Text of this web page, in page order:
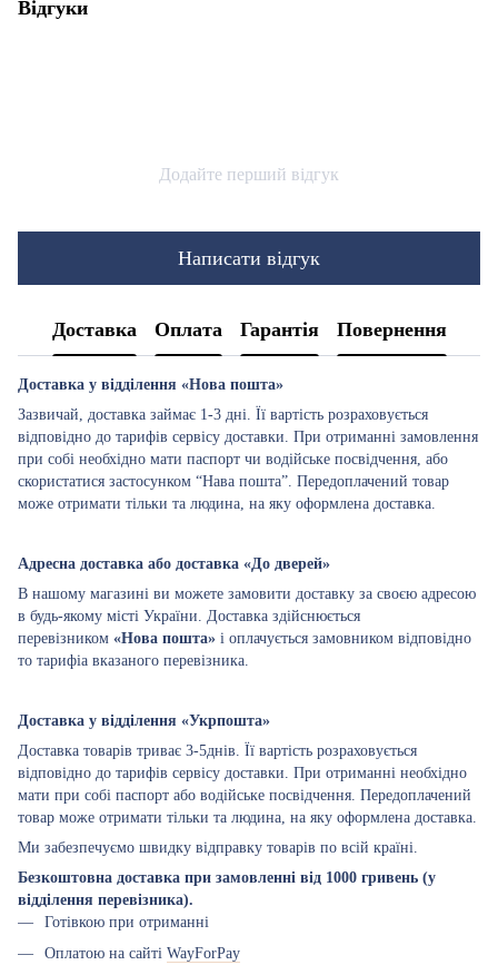
Відгуки
Додайте перший відгук
Написати відгук
Доставка Оплата Гарантія Повернення
Доставка у відділення «Нова пошта»
Зазвичай, доставка займає 1-3 дні. Її вартість розраховується
відповідно до тарифів сервісу доставки. При отриманні замовлення
при собі необхідно мати паспорт чи водійське посвідчення, або
скористатися застосунком “Нава пошта”. Передоплачений товар
може отримати тільки та людина, на яку оформлена доставка.
Адресна доставка або доставка «До дверей»
В нашому магазині ви можете замовити доставку за своєю адресою
в будь-якому місті України. Доставка здійснюється
перевізником «Нова пошта» і оплачується замовником відповідно
то тарифіа вказаного перевізника.
Доставка у відділення «Укрпошта»
Доставка товарів триває 3-5днів. Її вартість розраховується
відповідно до тарифів сервісу доставки. При отриманні необхідно
мати при собі паспорт або водійське посвідчення. Передоплачений
товар може отримати тільки та людина, на яку оформлена доставка.
Ми забезпечуємо швидку відправку товарів по всій країні.
Безкоштовна доставка при замовленні від 1000 гривень (у
відділення перевізника).
Готівкою при отриманні
Оплатою на сайті WayForPay